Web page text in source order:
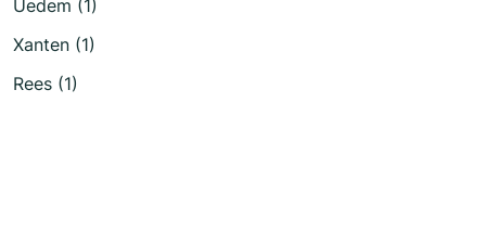
Uedem (1)
Xanten (1)
Rees (1)